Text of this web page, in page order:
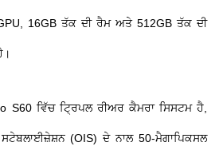
16GB ਤੱਕ ਦੀ ਰੈਮ ਅਤੇ 512GB ਤੱਕ ਦੀ
S60 ਵਿੱਚ ਟ੍ਰਿਪਲ ਰੀਅਰ ਕੈਮਰਾ ਸਿਸਟਮ ਹੈ,
(OIS) ਦੇ ਨਾਲ 50-ਮੈਗਾਪਿਕਸਲ